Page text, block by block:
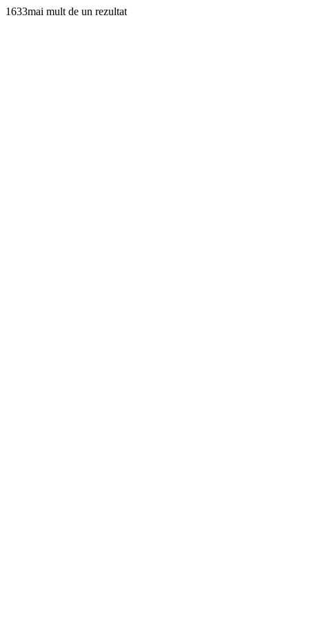
1633mai mult de un rezultat